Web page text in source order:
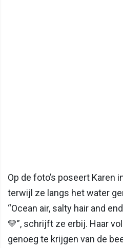
Op de foto’s poseert Karen
terwijl ze langs het water
“Ocean air, salty hair and
💛”, schrijft ze erbij. Haar
genoeg te krijgen van de